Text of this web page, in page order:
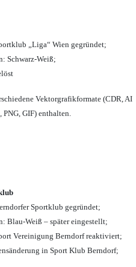
„Liga“ Wien gegründet;
Schwarz-Weiß;
Vektorgrafikformate (CDR, AI
PNG, GIF) enthalten.
Sportklub gegründet;
Blau-Weiß – später eingestellt;
Vereinigung Berndorf reaktiviert;
in Sport Klub Berndorf;